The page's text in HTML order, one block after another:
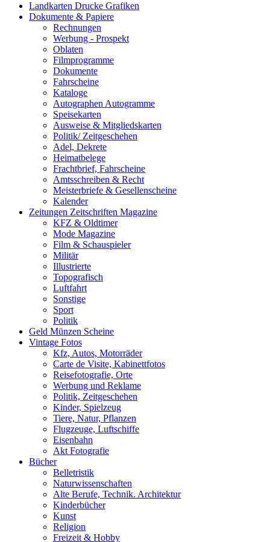
Landkarten Drucke Grafiken
Dokumente & Papiere
Rechnungen
Werbung - Prospekt
Oblaten
Filmprogramme
Dokumente
Fahrscheine
Kataloge
Autographen Autogramme
Speisekarten
Ausweise & Mitgliedskarten
Politik/ Zeitgeschehen
Adel, Dekrete
Heimatbelege
Frachtbrief, Fahrscheine
Amtsschreiben & Recht
Meisterbriefe & Gesellenscheine
Kalender
Zeitungen Zeitschriften Magazine
KFZ & Oldtimer
Mode Magazine
Film & Schauspieler
Militär
Illustrierte
Topografisch
Luftfahrt
Sonstige
Sport
Politik
Geld Münzen Scheine
Vintage Fotos
Kfz, Autos, Motorräder
Carte de Visite, Kabinettfotos
Reisefotografie, Orte
Werbung und Reklame
Politik, Zeitgeschehen
Kinder, Spielzeug
Tiere, Natur, Pflanzen
Flugzeuge, Luftschiffe
Eisenbahn
Akt Fotografie
Bücher
Belletristik
Naturwissenschaften
Alte Berufe, Technik. Architektur
Kinderbücher
Kunst
Religion
Freizeit & Hobby